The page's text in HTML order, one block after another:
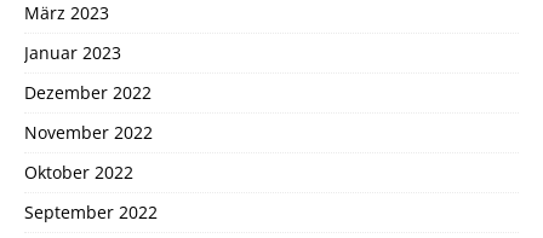
März 2023
Januar 2023
Dezember 2022
November 2022
Oktober 2022
September 2022